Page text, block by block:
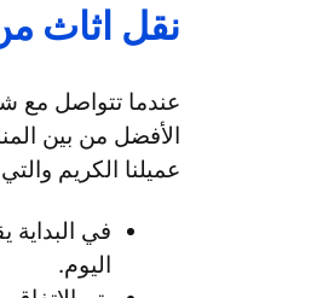
نقل اثاث
عندما تتواصل مع
الأفضل من بين
عميلنا الكريم
في البداية
اليوم.